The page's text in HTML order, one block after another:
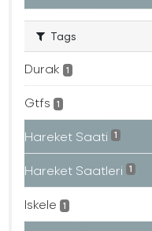
Tags
Durak 1
Gtfs 1
Hareket Saati 1
Hareket Saatleri 1
Iskele 1